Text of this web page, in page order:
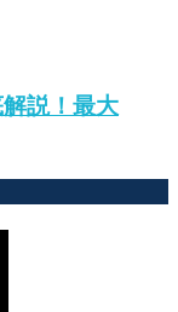
説！最大